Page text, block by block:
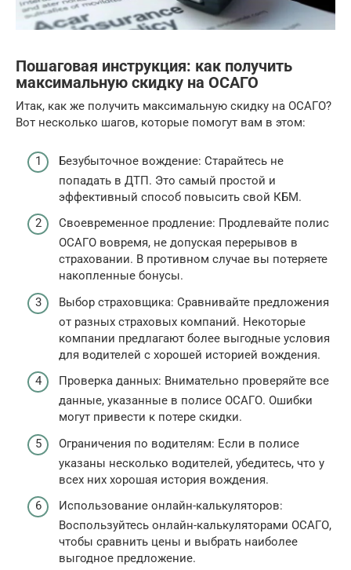
Пошаговая инструкция: как получить
максимальную скидку на ОСАГО
Итак, как же получить максимальную скидку на ОСАГО?
Вот несколько шагов, которые помогут вам в этом:
Безубыточное вождение: Старайтесь не
попадать в ДТП. Это самый простой и
эффективный способ повысить свой КБМ.
Своевременное продление: Продлевайте полис
ОСАГО вовремя, не допуская перерывов в
страховании. В противном случае вы потеряете
накопленные бонусы.
Выбор страховщика: Сравнивайте предложения
от разных страховых компаний. Некоторые
компании предлагают более выгодные условия
для водителей с хорошей историей вождения.
Проверка данных: Внимательно проверяйте все
данные, указанные в полисе ОСАГО. Ошибки
могут привести к потере скидки.
Ограничения по водителям: Если в полисе
указаны несколько водителей, убедитесь, что у
всех них хорошая история вождения.
Использование онлайн-калькуляторов:
Воспользуйтесь онлайн-калькуляторами ОСАГО,
чтобы сравнить цены и выбрать наиболее
выгодное предложение.